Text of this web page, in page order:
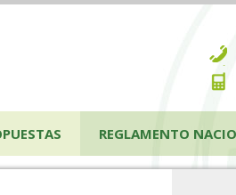
REGLAMENTO